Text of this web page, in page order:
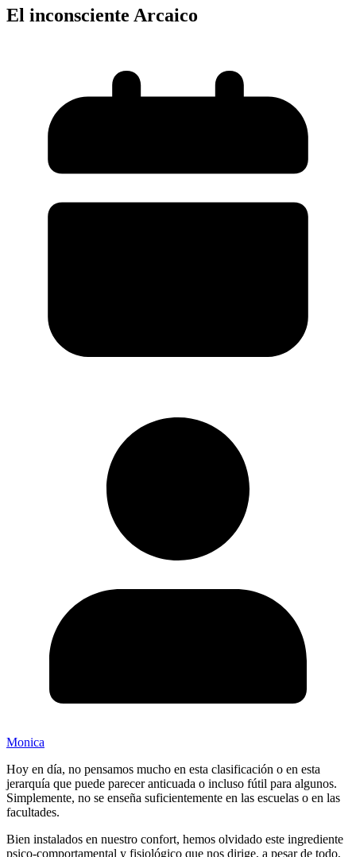
El inconsciente Arcaico
Monica
Hoy en día, no pensamos mucho en esta clasificación o en esta
jerarquía que puede parecer anticuada o incluso fútil para algunos.
Simplemente, no se enseña suficientemente en las escuelas o en las
facultades.
Bien instalados en nuestro confort, hemos olvidado este ingrediente
psico-comportamental y fisiológico que nos dirige, a pesar de todo,